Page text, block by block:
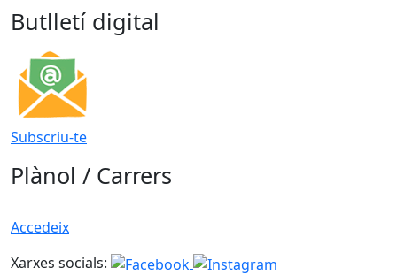
Butlletí digital
Subscriu-te
Plànol / Carrers
Accedeix
Xarxes socials: